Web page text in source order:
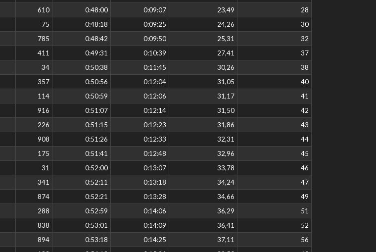
610 0:48:00 0:09:07 23,49
28
75 0:48:18 0:09:25 24,26
30
785 0:48:42 0:09:50 25,31
32
411 0:49:31 0:10:39 27,41
37
34 0:50:38 0:11:45 30,26
38
357 0:50:56 0:12:04 31,05
40
114 0:50:59 0:12:06 31,17
41
916 0:51:07 0:12:14 31,50
42
226 0:51:15 0:12:23 31,86
43
908 0:51:26 0:12:33 32,31
44
175 0:51:41 0:12:48 32,96
45
31 0:52:00 0:13:07 33,78
46
341 0:52:11 0:13:18 34,24
47
874 0:52:21 0:13:28 34,66
49
288 0:52:59 0:14:06 36,29
51
838 0:53:01 0:14:09 36,41
52
894 0:53:18 0:14:25 37,11
56